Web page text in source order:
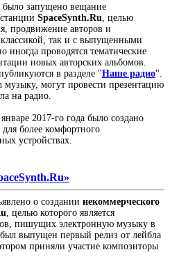
было запущено вещание
SpaceSynth.Ru , целью
продвижение авторов и
так и с выпущенными
проводятся тематические
новых авторских альбомов.
в разделе "Наше радио".
могут провести презентацию
на радио.
2017-го года было создано
более комфортного
устройствах.
о создании некоммерческого
, целью которого является
пишущих электронную музыку в
выпущен первый релиз от лейбла
приняли участие композиторы